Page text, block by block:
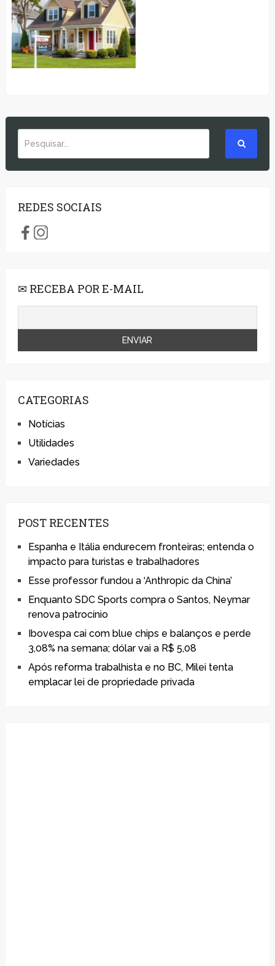
REDES SOCIAIS
✉ RECEBA POR E-MAIL
CATEGORIAS
Notícias
Utilidades
Variedades
POST RECENTES
Espanha e Itália endurecem fronteiras; entenda o
impacto para turistas e trabalhadores
Esse professor fundou a ‘Anthropic da China’
Enquanto SDC Sports compra o Santos, Neymar
renova patrocínio
Ibovespa cai com blue chips e balanços e perde
3,08% na semana; dólar vai a R$ 5,08
Após reforma trabalhista e no BC, Milei tenta
emplacar lei de propriedade privada